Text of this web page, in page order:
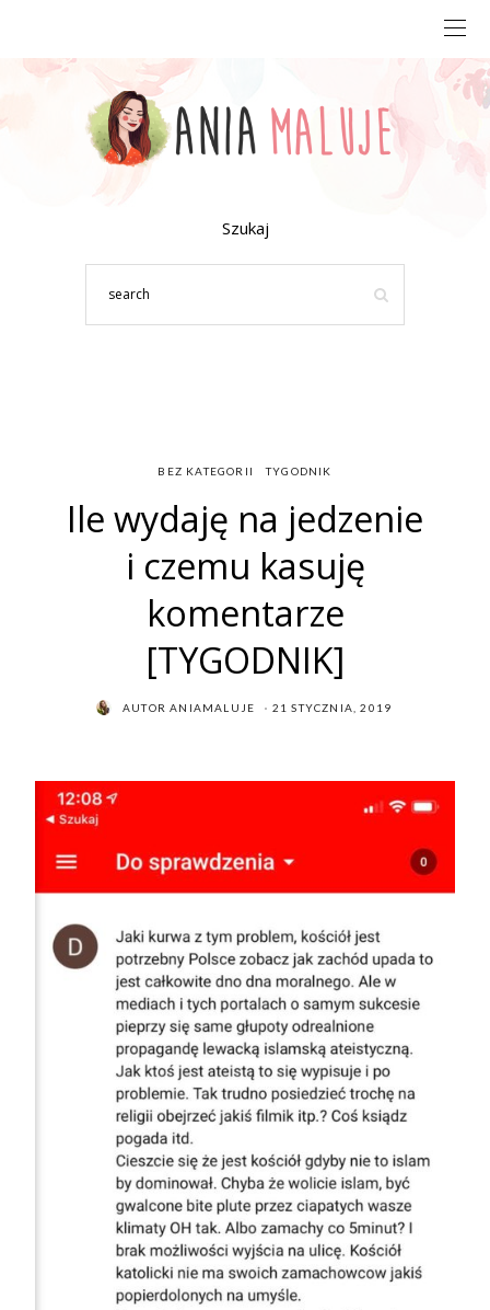
Szukaj
BEZ KATEGORII TYGODNIK
Ile wydaję na jedzenie
i czemu kasuję
komentarze
[TYGODNIK]
AUTORANIAMALUJE
POSTED
21 STYCZNIA, 2019